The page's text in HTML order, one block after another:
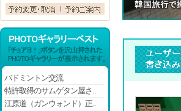
バドミントン交流
特許取得のサムゲタン屋さ..
江原道（ガンウォンド）正..